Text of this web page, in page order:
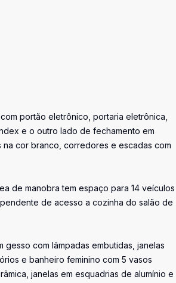
portão eletrônico, portaria eletrônica,
e o outro lado de fechamento em
na cor branco, corredores e escadas com
de manobra tem espaço para 14 veículos
de acesso a cozinha do salão de
com lâmpadas embutidas, janelas
e banheiro feminino com 5 vasos
janelas em esquadrias de alumínio e